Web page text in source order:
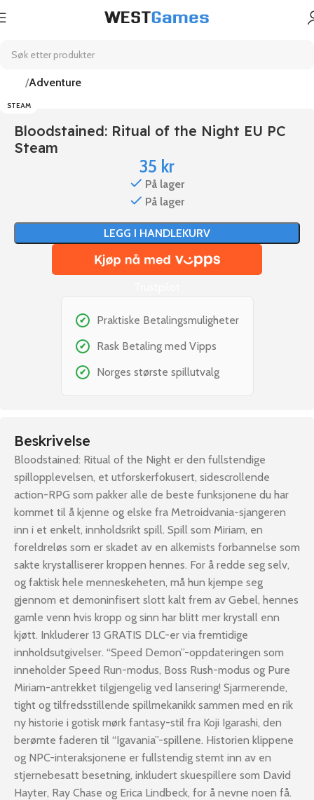
Adventure
STEAM
Bloodstained: Ritual of the Night EU PC
Steam
35 kr
På lager
På lager
LEGG I HANDLEKURV
✔ Praktiske Betalingsmuligheter
✔ Rask Betaling med Vipps
✔ Norges største spillutvalg
Beskrivelse
Bloodstained: Ritual of the Night er den fullstendige
spillopplevelsen, et utforskerfokusert, sidescrollende
action-RPG som pakker alle de beste funksjonene du har
kommet til å kjenne og elske fra Metroidvania-sjangeren
inn i et enkelt, innholdsrikt spill. Spill som Miriam, en
foreldreløs som er skadet av en alkemists forbannelse som
sakte krystalliserer kroppen hennes. For å redde seg selv,
og faktisk hele menneskeheten, må hun kjempe seg
gjennom et demoninfisert slott kalt frem av Gebel, hennes
gamle venn hvis kropp og sinn har blitt mer krystall enn
kjøtt. Inkluderer 13 GRATIS DLC-er via fremtidige
innholdsutgivelser. “Speed Demon”-oppdateringen som
inneholder Speed Run-modus, Boss Rush-modus og Pure
Miriam-antrekket tilgjengelig ved lansering! Sjarmerende,
tight og tilfredsstillende spillmekanikk sammen med en rik
ny historie i gotisk mørk fantasy-stil fra Koji Igarashi, den
berømte faderen til “Igavania”-spillene. Historien klippene
og NPC-interaksjonene er fullstendig stemt inn av en
stjernebesatt besetning, inkludert skuespillere som David
Hayter, Ray Chase og Erica Lindbeck, for å nevne noen få.